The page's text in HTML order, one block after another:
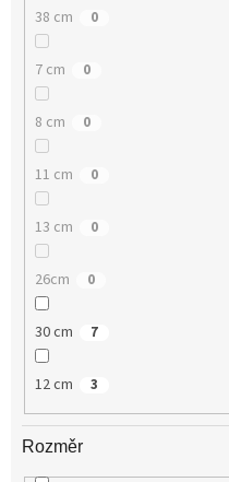
38 cm 0
7 cm 0
8 cm 0
11 cm 0
13 cm 0
26cm 0
30 cm 7
12 cm 3
Rozměr